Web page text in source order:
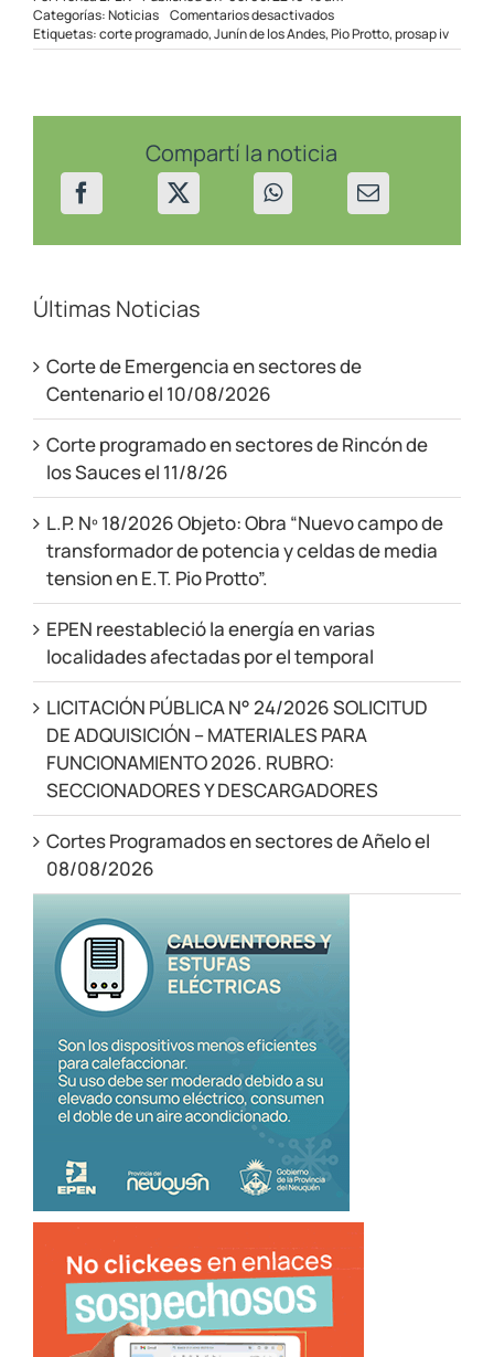
Categorías:Noticias Comentarios desactivadosen
Corte
programado
Etiquetas:corte programado,Junín de los Andes,Pio Protto,prosap iv
Compartí la noticia
Últimas Noticias
Corte de Emergencia en sectores de
Centenario el 10/08/2026
Corte programado en sectores de Rincón de
los Sauces el 11/8/26
L.P. Nº 18/2026 Objeto: Obra “Nuevo campo de
transformador de potencia y celdas de media
tension en E.T. Pio Protto”.
EPEN reestableció la energía en varias
localidades afectadas por el temporal
LICITACIÓN PÚBLICA N° 24/2026 SOLICITUD
DE ADQUISICIÓN – MATERIALES PARA
FUNCIONAMIENTO 2026. RUBRO:
SECCIONADORES Y DESCARGADORES
Cortes Programados en sectores de Añelo el
08/08/2026